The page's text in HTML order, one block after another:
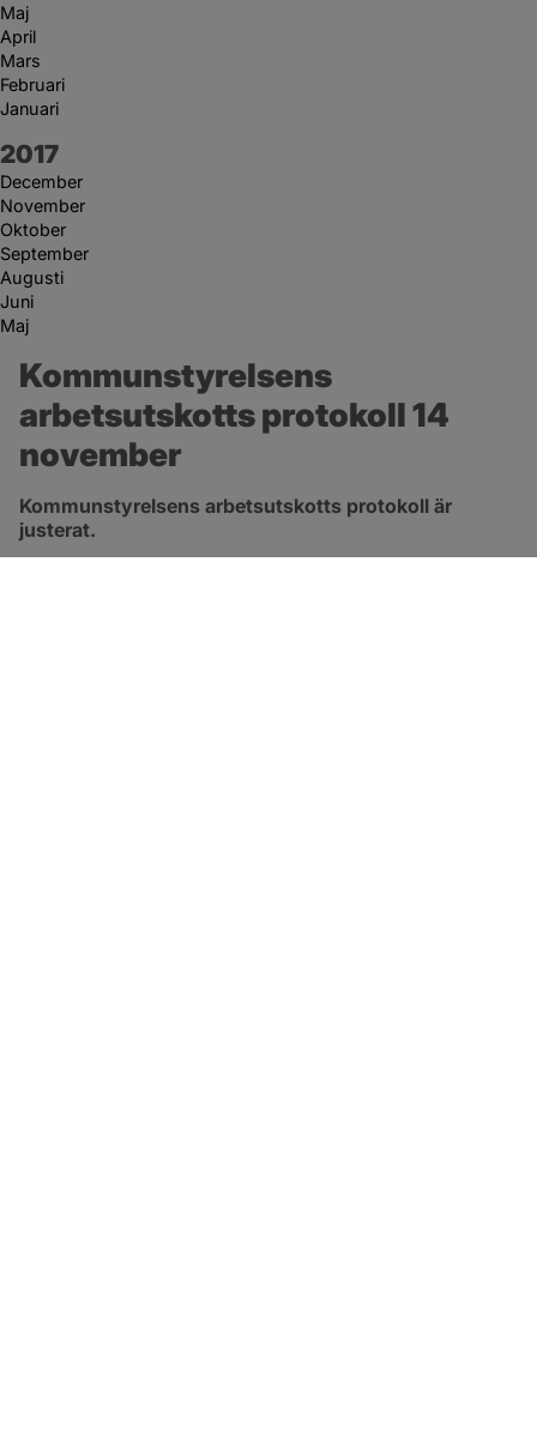
Maj
April
Mars
Februari
Januari
År:
2017
December
November
Oktober
September
Augusti
Juni
Maj
Kommunstyrelsens
arbetsutskotts protokoll 14
november
Kommunstyrelsens arbetsutskotts protokoll är
justerat.